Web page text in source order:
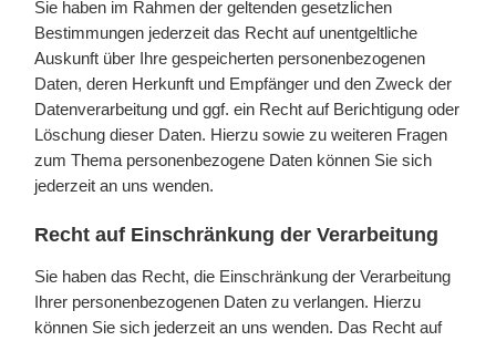
Sie haben im Rahmen der geltenden gesetzlichen
Bestimmungen jederzeit das Recht auf unentgeltliche
Auskunft über Ihre gespeicherten personenbezogenen
Daten, deren Herkunft und Empfänger und den Zweck der
Datenverarbeitung und ggf. ein Recht auf Berichtigung oder
Löschung dieser Daten. Hierzu sowie zu weiteren Fragen
zum Thema personenbezogene Daten können Sie sich
jederzeit an uns wenden.
Recht auf Einschränkung der Verarbeitung
Sie haben das Recht, die Einschränkung der Verarbeitung
Ihrer personenbezogenen Daten zu verlangen. Hierzu
können Sie sich jederzeit an uns wenden. Das Recht auf